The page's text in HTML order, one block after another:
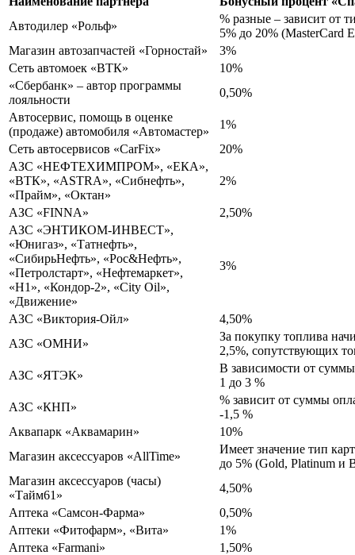
Автодилер «Рольф»
% разные – зависит от
5% до 20% (MasterCard
Магазин автозапчастей «Горностай»
3%
Сеть автомоек «ВТК»
10%
«Сбербанк» – автор программы
лояльности
0,50%
Автосервис, помощь в оценке
(продаже) автомобиля «Автомастер»
1%
Сеть автосервисов «CarFix»
20%
АЗС «НЕФТЕХИМПРОМ», «ЕКА»,
«ВТК», «ASTRA», «Сибнефть»,
«Прайм», «Октан»
2%
АЗС «FINNA»
2,50%
АЗС «ЭНТИКОМ-ИНВЕСТ»,
«Юнигаз», «Татнефть»,
«СибирьНефть», «Рос&Нефть»,
«Петролстарт», «Нефтемаркет»,
«Н1», «Кондор-2», «City Oil»,
«Движение»
3%
АЗС «Виктория-Ойл»
4,50%
АЗС «ОМНИ»
За покупку топлива
2,5%, сопутствующих
АЗС «ЯТЭК»
В зависимости от
1 до 3 %
АЗС «КНП»
% зависит от суммы
-1,5 %
Аквапарк «Аквамарин»
10%
Магазин аксессуаров «AllTime»
Имеет значение тип
до 5% (Gold, Platinum и
Магазин аксессуаров (часы)
«Тайм61»
4,50%
Аптека «Самсон-Фарма»
0,50%
Аптеки «Фитофарм», «Вита»
1%
Аптека «Farmani»
1,50%